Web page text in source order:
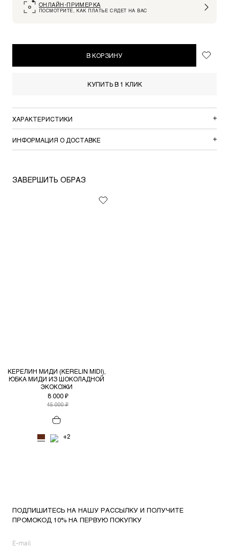
ОНЛАЙН-ПРИМЕРКА
ПОСМОТРИТЕ, КАК ПЛАТЬЕ СЯДЕТ НА ВАС
В КОРЗИНУ
КУПИТЬ В 1 КЛИК
ХАРАКТЕРИСТИКИ
ИНФОРМАЦИЯ О ДОСТАВКЕ
ЗАВЕРШИТЬ ОБРАЗ
КЕРЕЛИН МИДИ (KERELIN MIDI),
ЮБКА МИДИ ИЗ ШОКОЛАДНОЙ
ЭКОКОЖИ
8 000 ₽
45 000 ₽
+2
ПОДПИШИТЕСЬ НА НАШУ РАССЫЛКУ И ПОЛУЧИТЕ
ПРОМОКОД 10% НА ПЕРВУЮ ПОКУПКУ